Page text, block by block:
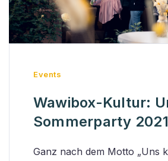
Events
Wawibox-Kultur:
Sommerparty 2021
Ganz nach dem Motto „Uns